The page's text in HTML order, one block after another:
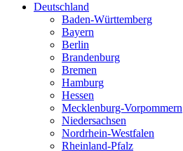
Deutschland
Baden-Württemberg
Bayern
Berlin
Brandenburg
Bremen
Hamburg
Hessen
Mecklenburg-Vorpommern
Niedersachsen
Nordrhein-Westfalen
Rheinland-Pfalz